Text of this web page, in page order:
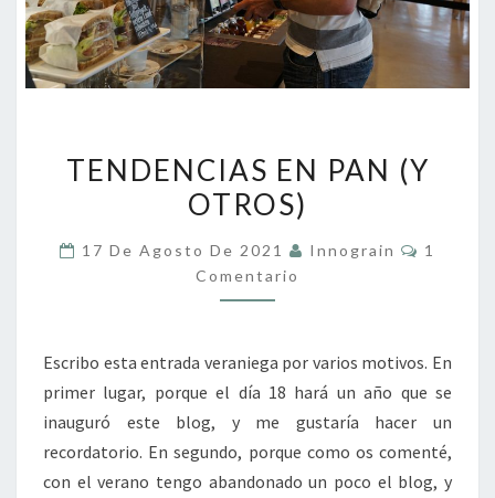
EN
PAN
OTROS)
TENDENCIAS EN PAN (Y
OTROS)
17 De Agosto De 2021 Innograin
1
Comentario
Escribo esta entrada veraniega por varios motivos. En
primer lugar, porque el día 18 hará un año que se
inauguró este blog, y me gustaría hacer un
recordatorio. En segundo, porque como os comenté,
con el verano tengo abandonado un poco el blog, y